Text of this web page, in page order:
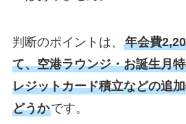
判断のポイントは、 年会費
て、空港ラウンジ・お誕生月
レジットカード積立などの追
どうかです。